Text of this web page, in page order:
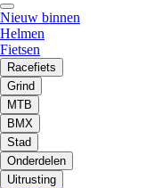
Nieuw binnen
Helmen
Fietsen
Racefiets
Grind
MTB
BMX
Stad
Onderdelen
Uitrusting